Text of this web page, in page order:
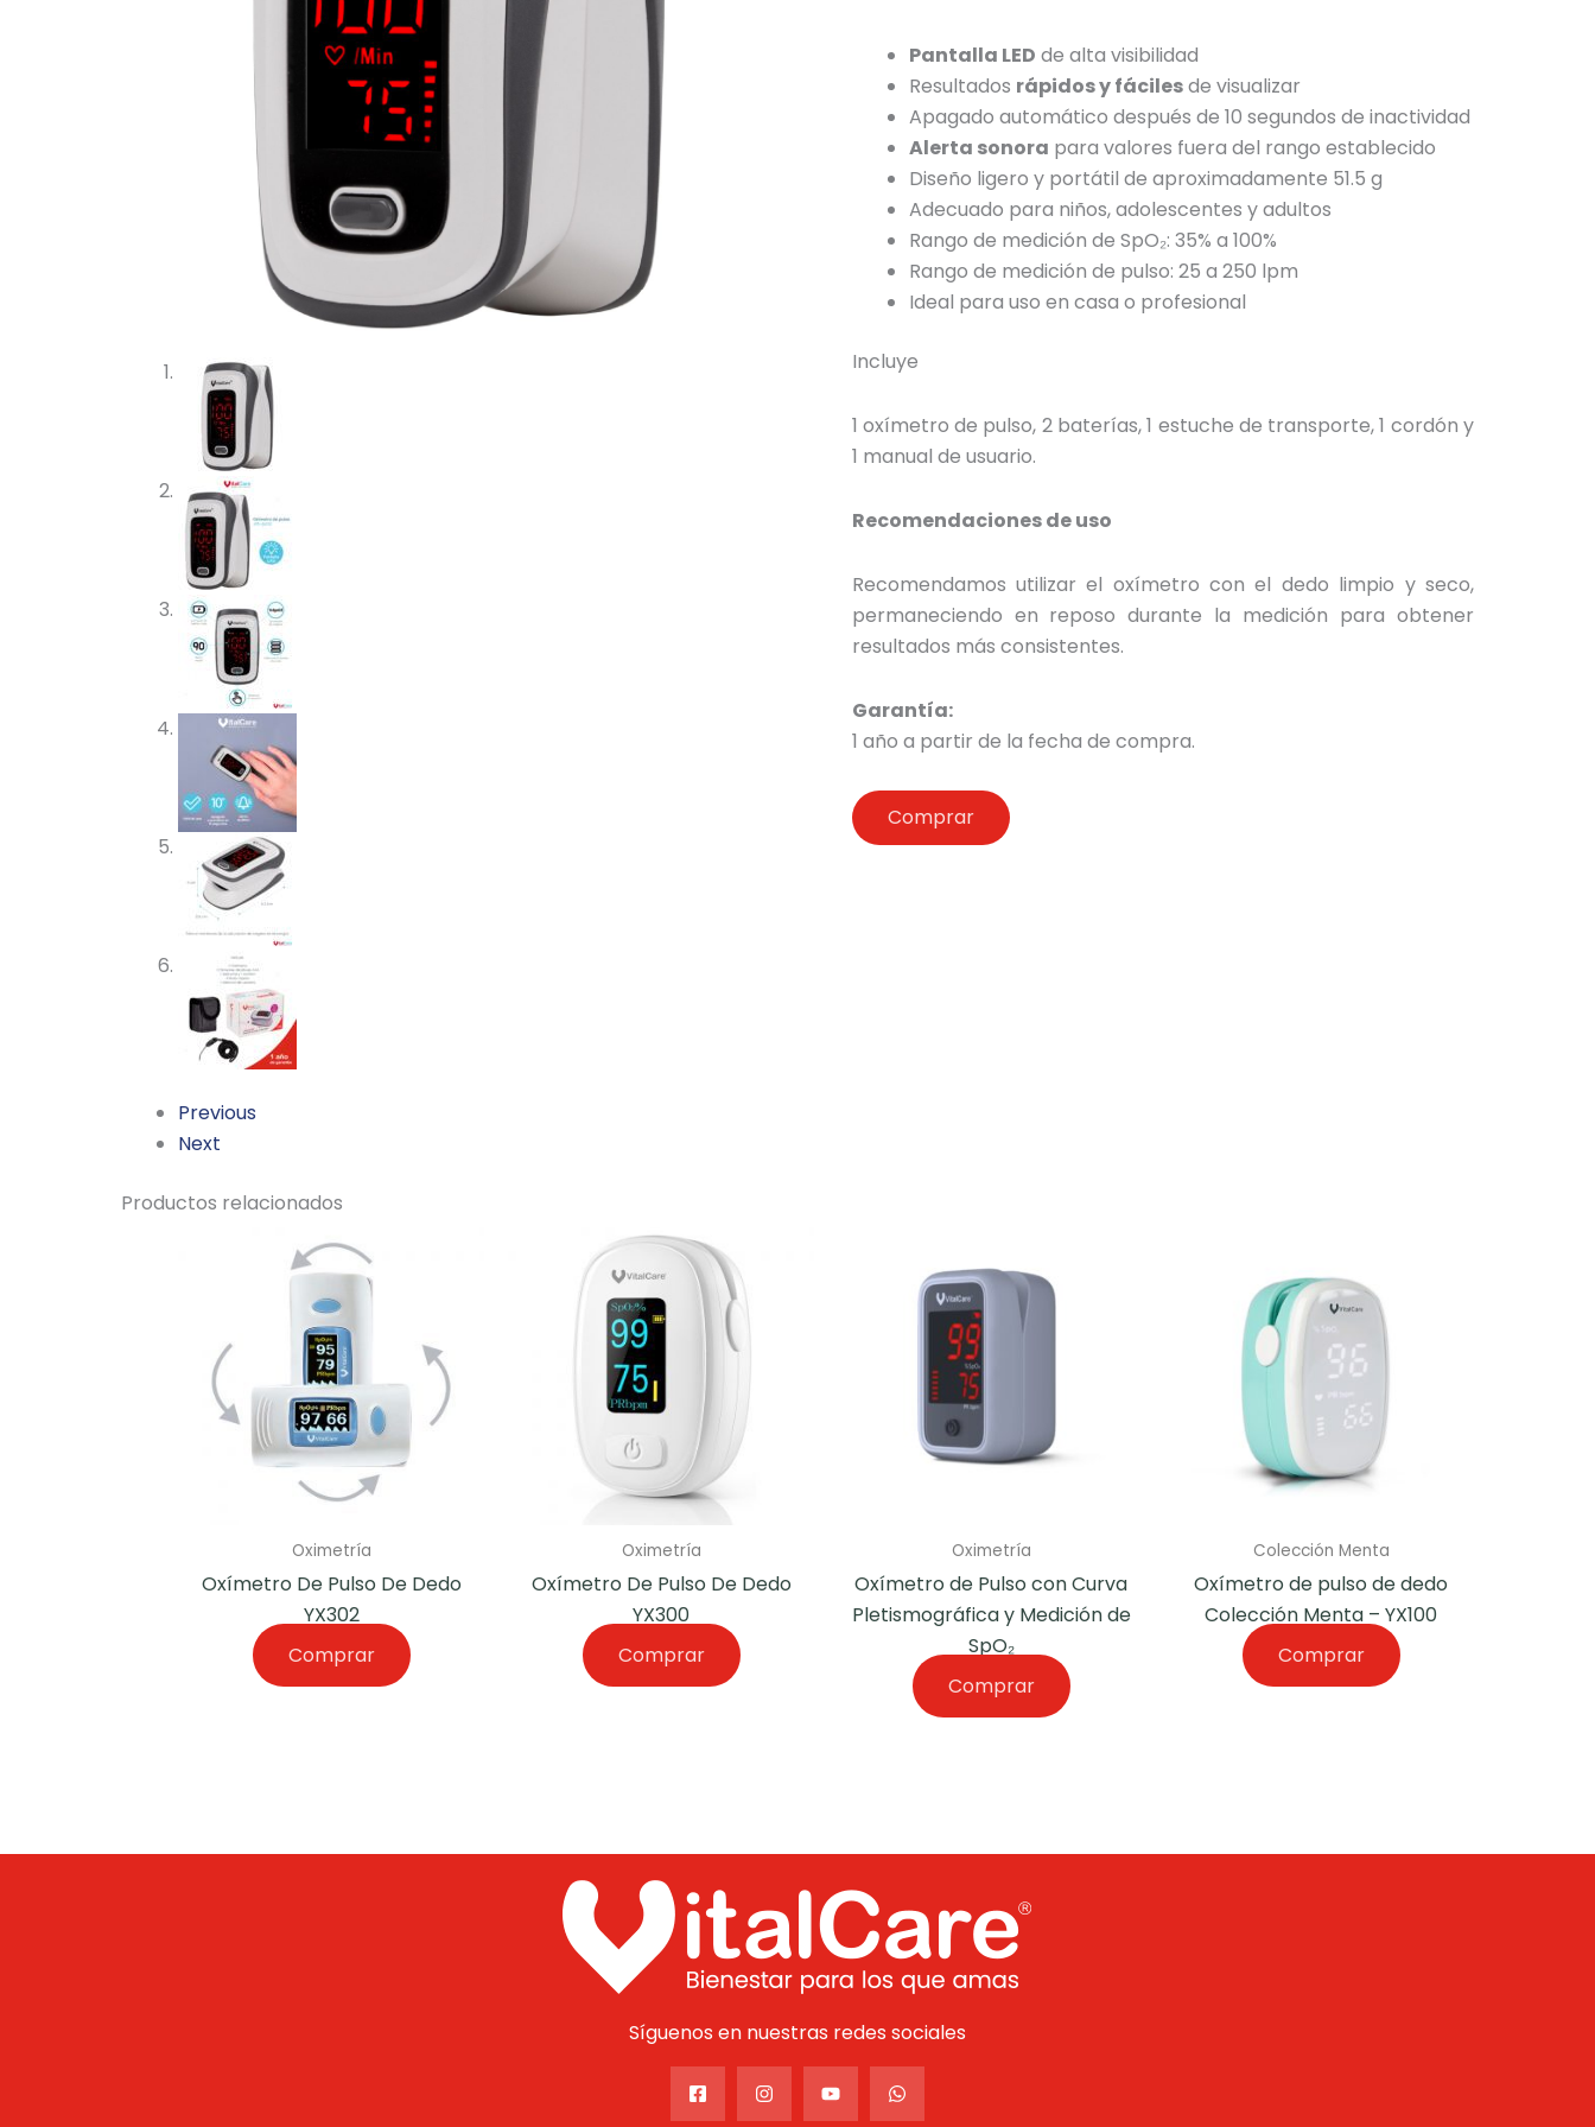
Previous
Next
Pantalla LED de alta visibilidad
Resultados rápidos y fácilesde visualizar
Apagado automático después de 10 segundos de inactividad
Alerta sonora para valores fuera del rango establecido
Diseño ligero y portátil de aproximadamente 51.5 g
Adecuado para niños, adolescentes y adultos
Rango de medición de SpO₂: 35% a 100%
Rango de medición de pulso: 25 a 250 lpm
Ideal para uso en casa o profesional
Incluye
1 oxímetro de pulso, 2 baterías, 1 estuche de transporte, 1 cordón y
1 manual de usuario.
Recomendaciones de uso
Recomendamos utilizar el oxímetro con el dedo limpio y seco,
permaneciendo en reposo durante la medición para obtener
resultados más consistentes.
Garantía:
1 año a partir de la fecha de compra.
Comprar
Productos relacionados
Oximetría
Oxímetro De Pulso De Dedo
YX302
Comprar
Oximetría
Oxímetro De Pulso De Dedo
YX300
Comprar
Oximetría
Oxímetro de Pulso con Curva
Pletismográfica y Medición de
SpO₂
Comprar
Colección Menta
Oxímetro de pulso de dedo
Colección Menta – YX100
Comprar
Síguenos en nuestras redes sociales